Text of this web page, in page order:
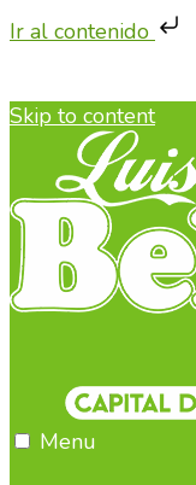
Ir al contenido
Skip to content
Menu